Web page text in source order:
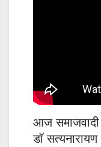
आज समाजवादी
डॉ